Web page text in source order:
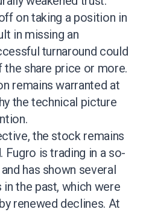
on taking a position in
in missing an
turnaround could
the share price or more.
remains warranted at
the technical picture
the stock remains
Fugro is trading in a so-
has shown several
the past, which were
renewed declines. At